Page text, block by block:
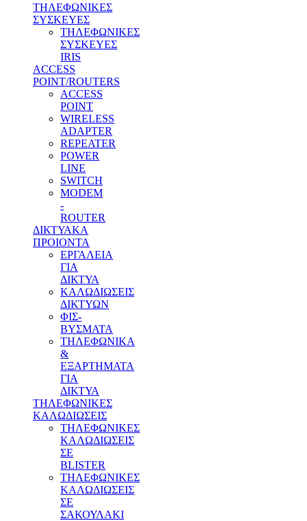
ΤΗΛΕΦΩΝΙΚΕΣ
ΣΥΣΚΕΥΕΣ
ΤΗΛΕΦΩΝΙΚΕΣ
ΣΥΣΚΕΥΕΣ
IRIS
ACCESS
POINT/ROUTERS
ACCESS
POINT
WIRELESS
ADAPTER
REPEATER
POWER
LINE
SWITCH
MODEM
-
ROUTER
ΔΙΚΤΥΑΚΑ
ΠΡΟΙΟΝΤΑ
ΕΡΓΑΛΕΙΑ
ΓΙΑ
ΔΙΚΤΥΑ
ΚΑΛΩΔΙΩΣΕΙΣ
ΔΙΚΤΥΩΝ
ΦΙΣ-
ΒΥΣΜΑΤΑ
THΛΕΦΩΝΙΚΑ
&
ΕΞΑΡΤΗΜΑΤΑ
ΓΙΑ
ΔΙΚΤΥΑ
ΤΗΛΕΦΩΝΙΚΕΣ
ΚΑΛΩΔΙΩΣΕΙΣ
ΤΗΛΕΦΩΝΙΚΕΣ
ΚΑΛΩΔΙΩΣΕΙΣ
ΣΕ
BLISTER
ΤΗΛΕΦΩΝΙΚΕΣ
ΚΑΛΩΔΙΩΣΕΙΣ
ΣΕ
ΣΑΚΟΥΛΑΚΙ